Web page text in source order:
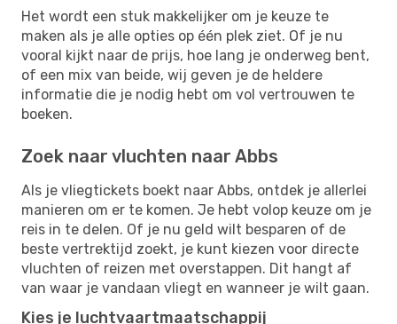
Het wordt een stuk makkelijker om je keuze te
maken als je alle opties op één plek ziet. Of je nu
vooral kijkt naar de prijs, hoe lang je onderweg bent,
of een mix van beide, wij geven je de heldere
informatie die je nodig hebt om vol vertrouwen te
boeken.
Zoek naar vluchten naar Abbs
Als je vliegtickets boekt naar Abbs, ontdek je allerlei
manieren om er te komen. Je hebt volop keuze om je
reis in te delen. Of je nu geld wilt besparen of de
beste vertrektijd zoekt, je kunt kiezen voor directe
vluchten of reizen met overstappen. Dit hangt af
van waar je vandaan vliegt en wanneer je wilt gaan.
Kies je luchtvaartmaatschappij